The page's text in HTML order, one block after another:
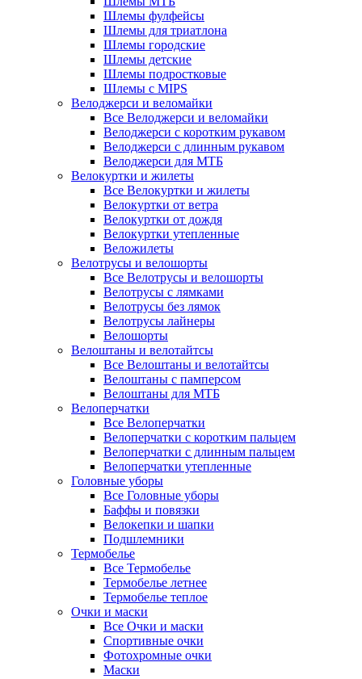
Шлемы фулфейсы
Шлемы для триатлона
Шлемы городские
Шлемы детские
Шлемы подростковые
Шлемы с MIPS
Велоджерси и веломайки
Все Велоджерси и веломайки
Велоджерси с коротким рукавом
Велоджерси с длинным рукавом
Велоджерси для МТБ
Велокуртки и жилеты
Все Велокуртки и жилеты
Велокуртки от ветра
Велокуртки от дождя
Велокуртки утепленные
Веложилеты
Велотрусы и велошорты
Все Велотрусы и велошорты
Велотрусы с лямками
Велотрусы без лямок
Велотрусы лайнеры
Велошорты
Велоштаны и велотайтсы
Все Велоштаны и велотайтсы
Велоштаны с памперсом
Велоштаны для МТБ
Велоперчатки
Все Велоперчатки
Велоперчатки с коротким пальцем
Велоперчатки с длинным пальцем
Велоперчатки утепленные
Головные уборы
Все Головные уборы
Баффы и повязки
Велокепки и шапки
Подшлемники
Термобелье
Все Термобелье
Термобелье летнее
Термобелье теплое
Очки и маски
Все Очки и маски
Спортивные очки
Фотохромные очки
Маски